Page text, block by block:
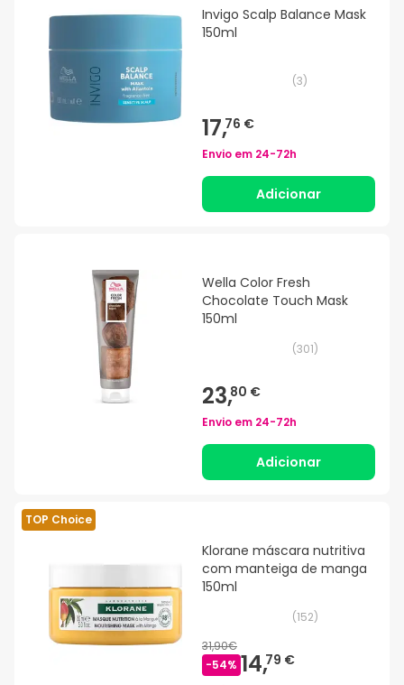
Invigo Scalp Balance Mask
150ml
(3)
17,76 €
Envio em 24-72h
Adicionar
Wella Color Fresh
Chocolate Touch Mask
150ml
(301)
23,80 €
Envio em 24-72h
Adicionar
TOP Choice
Klorane máscara nutritiva
com manteiga de manga
150ml
(152)
31,90€
-54% 14,79 €